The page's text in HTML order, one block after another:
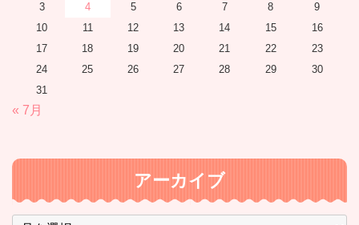
3
4 5 6 7 8
9
10
11 12 13 14 15
16
17
18 19 20 21 22
23
24
25 26 27 28 29
30
31
« 7月
アーカイブ
ア